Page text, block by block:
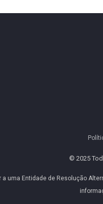
© 2025
uma Entidade de Resolução